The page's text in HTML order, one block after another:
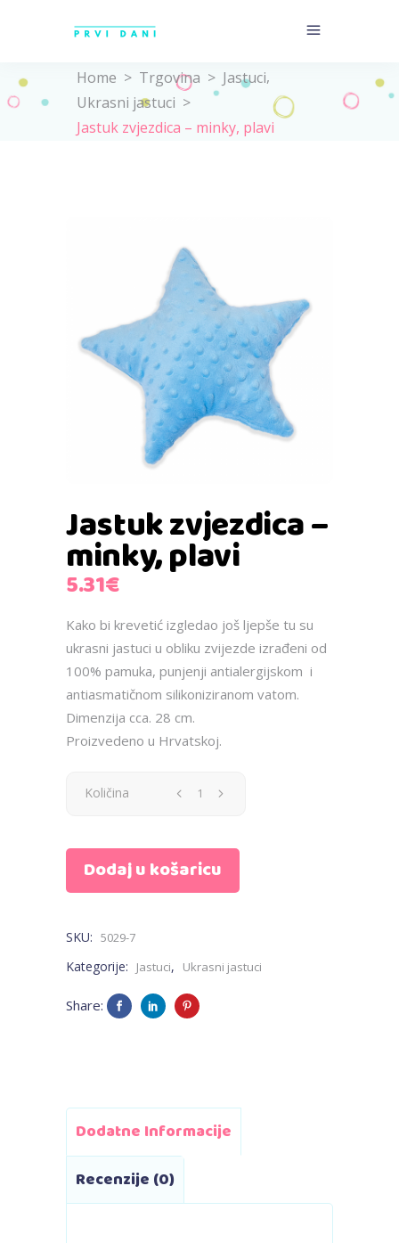
Home > Trgovina > Jastuci,
Ukrasni jastuci >
Jastuk zvjezdica – minky, plavi
Jastuk zvjezdica –
minky, plavi
5.31€
Kako bi krevetić izgledao još ljepše tu su
ukrasni jastuci u obliku zvijezde izrađeni od
100% pamuka, punjenji antialergijskom i
antiasmatičnom silikoniziranom vatom.
Dimenzija cca. 28 cm.
Proizvedeno u Hrvatskoj.
Jastuk
-
plavi
Količina
Dodaj u košaricu
SKU: 5029-7
Kategorije: Jastuci, Ukrasni jastuci
Share:
Dodatne Informacije
Recenzije (0)